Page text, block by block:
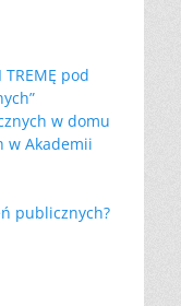
TREMĘ pod
w domu
w Akademii
publicznych?